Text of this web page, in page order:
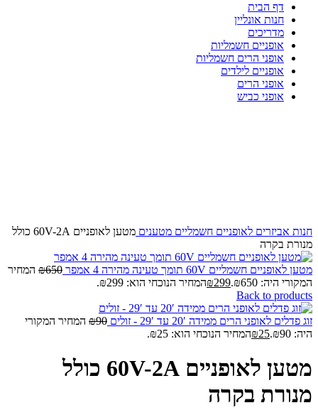
דף הבית
חנות אונליין
מדריכים
אופניים חשמליות
אופני הרים חשמליות
אופניים לילדים
אופני הרים
אופני כביש
חנות אביזרים לאופניים חשמליים מטענים
מטען לאופניים 60V-2A כולל
מנורת בקרה
מטען לאופניים חשמליים 60V תומך טעינה מהירה 4 אמפר ₪650
המחיר
המקורי היה: ₪650.
₪299
המחיר הנוכחי הוא: ₪299.
Back to products
זוג פדלים לאופני הרים ממידה 20′ עד 29′ - זולים ₪90
המחיר המקורי
היה: ₪90.
₪25 המחיר הנוכחי הוא: ₪25.
מטען לאופניים 60V-2A כולל
מנורת בקרה